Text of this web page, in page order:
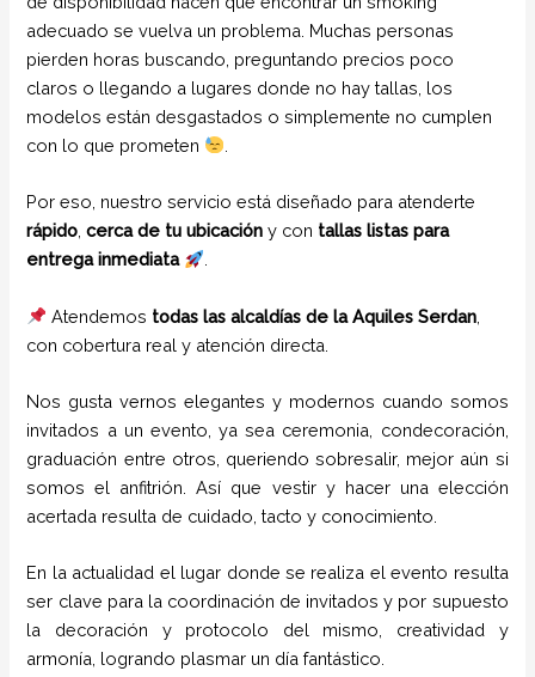
adecuado se vuelva un problema. Muchas personas
pierden horas buscando, preguntando precios poco
claros o llegando a lugares donde no hay tallas, los
modelos están desgastados o simplemente no cumplen
con lo que prometen
Por eso, nuestro servicio está diseñado para atenderte
rápido ,cerca de tu ubicación y con tallas listas para
entrega inmediata
Atendemos todas las alcaldías de la Aquiles Serdan
con cobertura real y atención directa.
Nos gusta vernos elegantes y modernos cuando somos
invitados a un evento, ya sea ceremonia, condecoración,
graduación entre otros, queriendo sobresalir, mejor aún si
somos el anfitrión. Así que vestir y hacer una elección
acertada resulta de cuidado, tacto y conocimiento.
En la actualidad el lugar donde se realiza el evento resulta
ser clave para la coordinación de invitados y por supuesto
la decoración y protocolo del mismo, creatividad y
armonía, logrando plasmar un día fantástico.